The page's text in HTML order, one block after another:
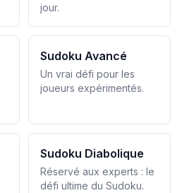
jour.
Sudoku Avancé
Un vrai défi pour les
joueurs expérimentés.
Sudoku Diabolique
Réservé aux experts : le
défi ultime du Sudoku.